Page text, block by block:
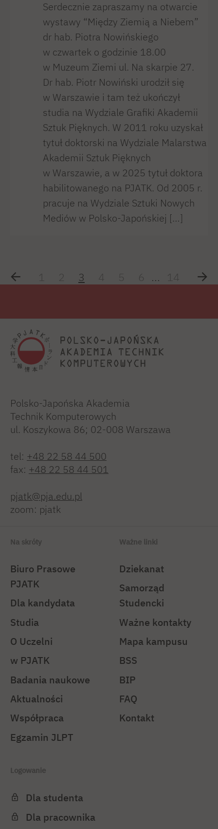
Serdecznie zapraszamy na otwarcie
wystawy “Między Ziemią a Niebem”
dr hab. Piotra Nowińskiego
w czwartek o godzinie 18.00
w Muzeum Ziemi ul. Na skarpie 27.
Dr hab. Piotr Nowiński urodził się
w Warszawie i tam też ukończył
studia na Wydziale Grafiki Akademii
Sztuk Pięknych. W 2011 roku uzyskał
tytuł doktorski na Wydziale Malarstwa
Akademii Sztuk Pięknych
w Warszawie, a w 2025 tytuł doktora
habilitowanego na PJATK. Od 2005 r.
pracuje na Wydziale Sztuki Nowych
Mediów w Polsko-Japońskiej […]
1 2 3 4 5 6 ... 14
Polsko-Japońska Akademia
Technik Komputerowych
ul. Koszykowa 86; 02-008 Warszawa
tel: +48 22 58 44 500
fax: +48 22 58 44 501
pjatk@pja.edu.pl
zoom: pjatk
Na skróty
Biuro Prasowe
PJATK
Dla kandydata
Studia
O Uczelni
w PJATK
Badania naukowe
Aktualności
Współpraca
Egzamin JLPT
Ważne linki
Dziekanat
Samorząd
Studencki
Ważne kontakty
Mapa kampusu
BSS
BIP
FAQ
Kontakt
Logowanie
Dla studenta
Dla pracownika